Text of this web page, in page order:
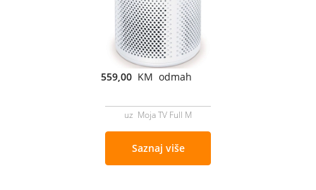
559,00 KM odmah
uz Moja TV Full M
Saznaj više